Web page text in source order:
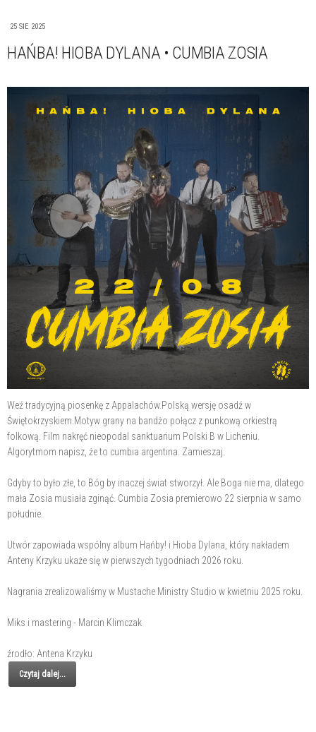
25 SIE 2025
HAŃBA! HIOBA DYLANA • CUMBIA ZOSIA
Weź tradycyjną piosenkę z Appalachów.Polską wersję osadź w
Świętokrzyskiem.Motyw grany na bandżo połącz z punkową orkiestrą
folkową. Film nakręć nieopodal sanktuarium Polski B w Licheniu.
Algorytmom napisz, że to cumbia argentina. Zamieszaj.
Gdyby to było złe, to Bóg by inaczej świat stworzył. Ale Boga nie ma, dlatego
mała Zosia musiała zginąć. Cumbia Zosia premierowo 22 sierpnia w samo
południe.
Utwór zapowiada wspólny album Hańby! i Hioba Dylana, który nakładem
Anteny Krzyku ukaże się w pierwszych tygodniach 2026 roku.
Nagrania zrealizowaliśmy w Mustache Ministry Studio w kwietniu 2025 roku.
Miks i mastering - Marcin Klimczak
źrodło: Antena Krzyku
Czytaj dalej...